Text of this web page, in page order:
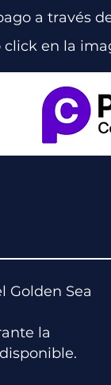
a través
click en la
Golden Sea
la